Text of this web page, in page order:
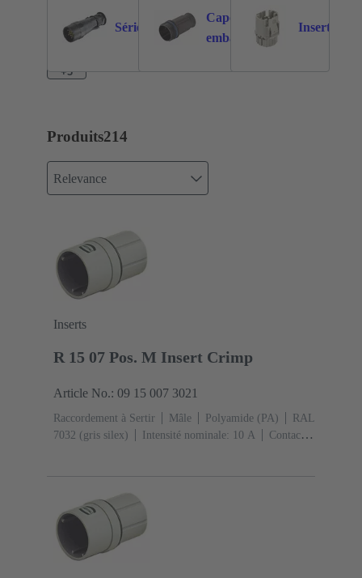
Série 147
Capots /
embases
59 Inserts
+3
Produits214
Relevance
Inserts
R 15 07 Pos. M Insert Crimp
Article No.: 09 15 007 3021
Raccordement à Sertir Mâle Polyamide (PA)
RAL
7032 (gris silex)
Intensité nominale: ‌10 A
Contacts: